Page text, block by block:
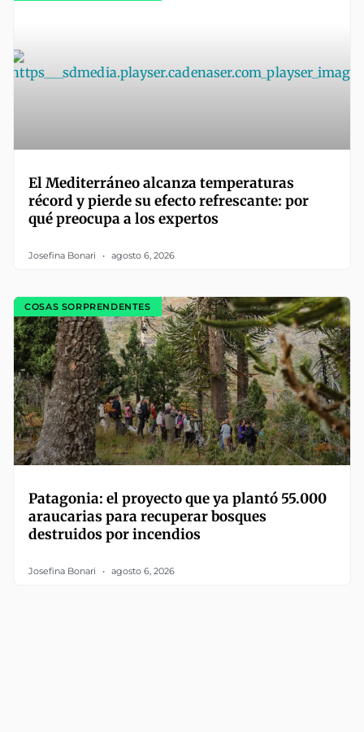
El Mediterráneo alcanza temperaturas
récord y pierde su efecto refrescante: por
qué preocupa a los expertos
Josefina Bonari agosto 6, 2026
COSAS SORPRENDENTES
Patagonia: el proyecto que ya plantó 55.000
araucarias para recuperar bosques
destruidos por incendios
Josefina Bonari agosto 6, 2026